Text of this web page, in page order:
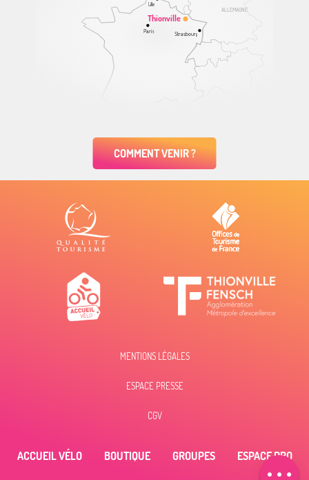
Contacter par
email
ALLEMAGNE
Thionville
Lille
Paris Strasbourg
COMMENT VENIR ?
MENTIONS LÉGALES
ESPACE PRESSE
CGV
ACCUEIL VÉLO BOUTIQUE GROUPES ESPACE PRO